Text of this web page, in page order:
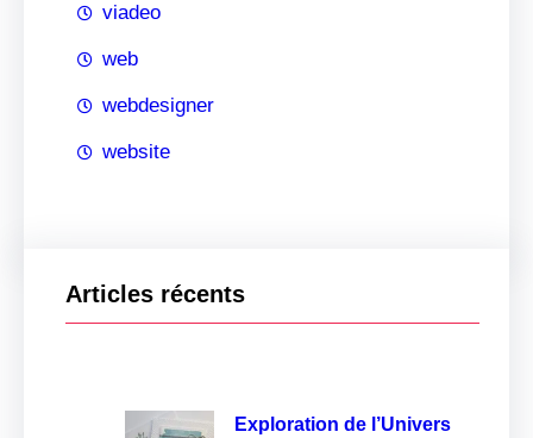
viadeo
web
webdesigner
website
Articles récents
Exploration de l’Univers